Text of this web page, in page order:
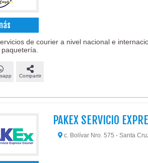
de courier a nivel nacional e
Compartir
PAKEX SERVICIO
c. Bolívar Nro. 575 - Santa